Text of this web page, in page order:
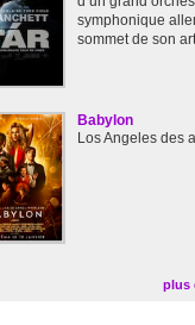
symphonique
sommet de son
Babylon
Los Angeles des
plus